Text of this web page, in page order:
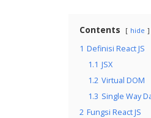
Contents hide
1 Definisi React JS
1.1 JSX
1.2 Virtual DOM
1.3 Single Way
2 Fungsi React JS